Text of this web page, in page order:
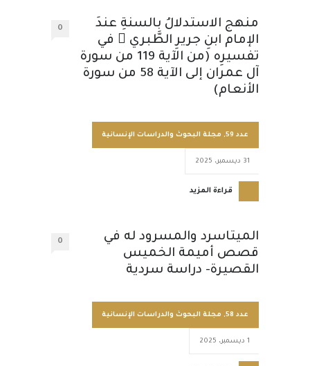
منهج الاستدلالُ بالسنةِ عندَ
الإمام ابنِ جريرِ الطَّبري  في
تفسيرِه (من الآية 119 من سورة
آل عمران إلى الآية 58 من سورة
الأنعام)
0
عدد 59 , مجلة البحوث والدراسات الإنسانية
31 ديسمبر، 2025
قراءة المزيد
الميتاسرد والمسرود له في
قصص أميمة الخميس
القصيرة- دراسة سردية
0
عدد 58 , مجلة البحوث والدراسات الإنسانية
1 ديسمبر، 2025